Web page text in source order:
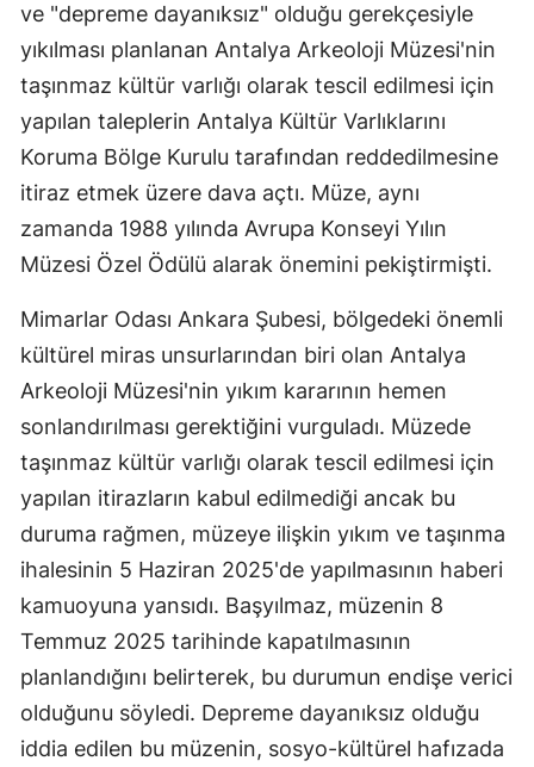
ve "depreme dayanıksız" olduğu gerekçesiyle
yıkılması planlanan Antalya Arkeoloji Müzesi'nin
taşınmaz kültür varlığı olarak tescil edilmesi için
yapılan taleplerin Antalya Kültür Varlıklarını
Koruma Bölge Kurulu tarafından reddedilmesine
itiraz etmek üzere dava açtı. Müze, aynı
zamanda 1988 yılında Avrupa Konseyi Yılın
Müzesi Özel Ödülü alarak önemini pekiştirmişti.
Mimarlar Odası Ankara Şubesi, bölgedeki önemli
kültürel miras unsurlarından biri olan Antalya
Arkeoloji Müzesi'nin yıkım kararının hemen
sonlandırılması gerektiğini vurguladı. Müzede
taşınmaz kültür varlığı olarak tescil edilmesi için
yapılan itirazların kabul edilmediği ancak bu
duruma rağmen, müzeye ilişkin yıkım ve taşınma
ihalesinin 5 Haziran 2025'de yapılmasının haberi
kamuoyuna yansıdı. Başyılmaz, müzenin 8
Temmuz 2025 tarihinde kapatılmasının
planlandığını belirterek, bu durumun endişe verici
olduğunu söyledi. Depreme dayanıksız olduğu
iddia edilen bu müzenin, sosyo-kültürel hafızada